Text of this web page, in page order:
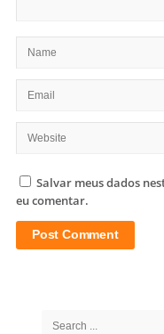
Salvar meus dados
eu comentar.
Search